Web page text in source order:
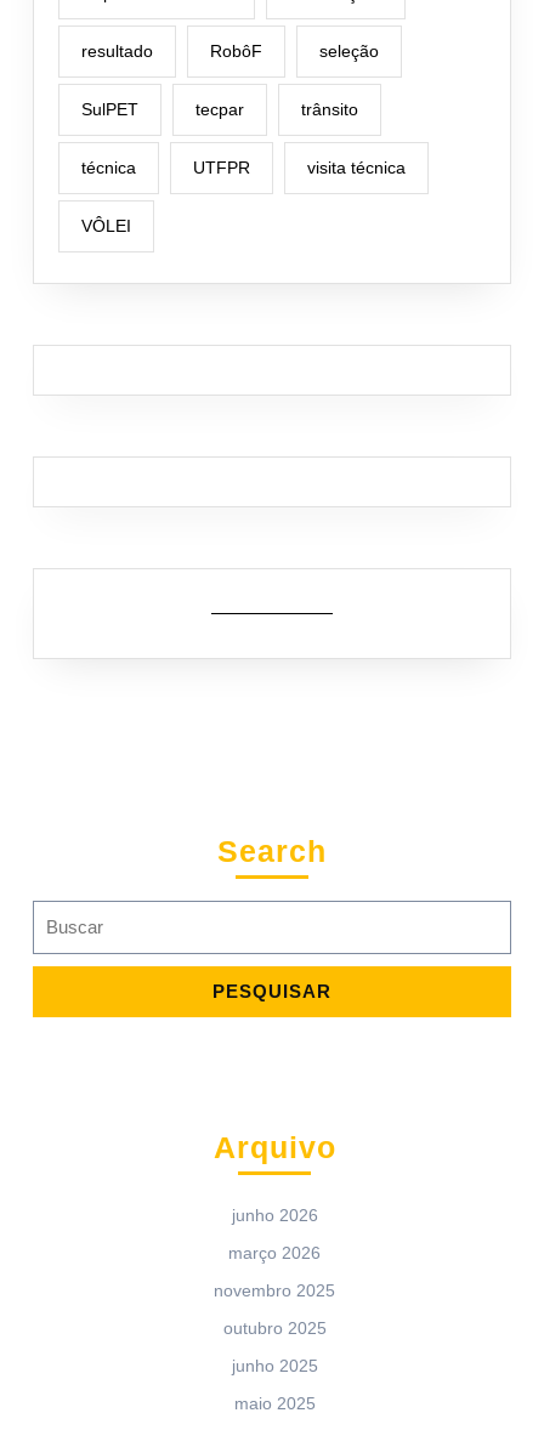
resultado RobôF seleção
SulPET tecpar trânsito
técnica UTFPR visita técnica
VÔLEI
Search
for:
Arquivo
junho 2026
março 2026
novembro 2025
outubro 2025
junho 2025
maio 2025